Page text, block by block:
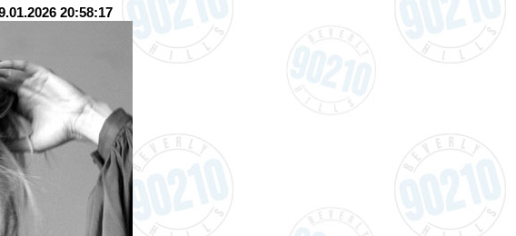
20:58:17